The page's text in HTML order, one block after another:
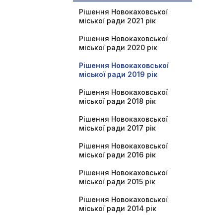
Рішення Новокаховської
міської ради 2021 рік
Рішення Новокаховської
міської ради 2020 рік
Рішення Новокаховської
міської ради 2019 рік
Рішення Новокаховської
міської ради 2018 рік
Рішення Новокаховської
міської ради 2017 рік
Рішення Новокаховської
міської ради 2016 рік
Рішення Новокаховської
міської ради 2015 рік
Рішення Новокаховської
міської ради 2014 рік